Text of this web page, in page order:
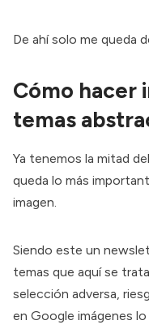
De ahí solo me queda
Cómo hacer
temas
Ya tenemos la mitad
queda lo más
imagen.
Siendo este un
temas que aquí se
selección adversa,
en Google imágenes